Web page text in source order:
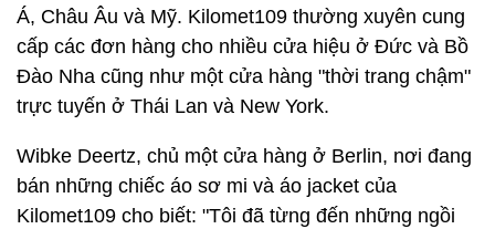
Á, Châu Âu và Mỹ. Kilomet109 thường xuyên cung
cấp các đơn hàng cho nhiều cửa hiệu ở Đức và Bồ
Đào Nha cũng như một cửa hàng "thời trang chậm"
trực tuyến ở Thái Lan và New York.
Wibke Deertz, chủ một cửa hàng ở Berlin, nơi đang
bán những chiếc áo sơ mi và áo jacket của
Kilomet109 cho biết: "Tôi đã từng đến những ngồi